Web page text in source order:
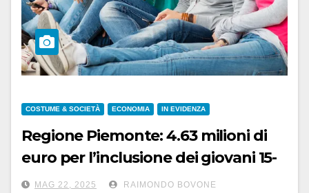
COSTUME & SOCIETÀ ECONOMIA IN EVIDENZA
Regione Piemonte: 4.63 milioni di
euro per l’inclusione dei giovani 15-
34 anni
MAG 22, 2025 RAIMONDO BOVONE